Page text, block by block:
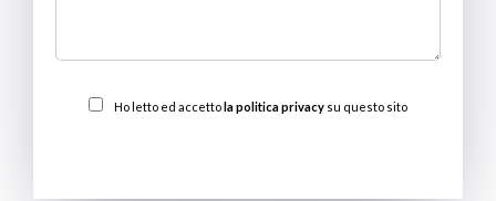
Ho letto ed accettola politica privacy su questo sito